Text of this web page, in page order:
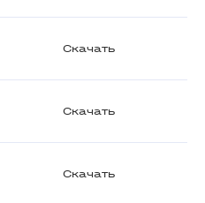
Скачать
Скачать
Скачать